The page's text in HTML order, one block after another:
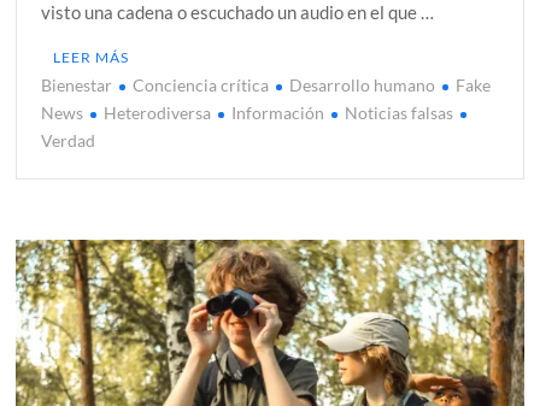
visto una cadena o escuchado un audio en el que …
LEER MÁS
Bienestar Conciencia crítica Desarrollo humano
Fake
News
Heterodiversa Información
Noticias falsas
Verdad